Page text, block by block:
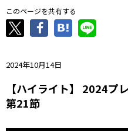
ニッパツ
-
このページを共有する
2024年10月14日
【ハイライト】 2024
第21節